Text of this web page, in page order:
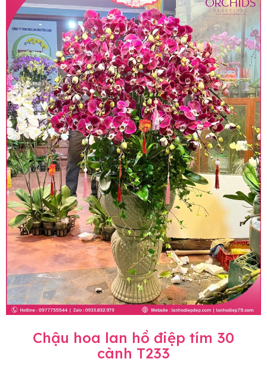
Chậu hoa lan hồ điệp tím 30
cành T233